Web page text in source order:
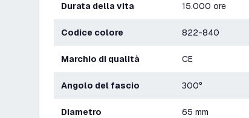
Durata della vita 15.000 ore
Codice colore 822-840
Marchio di qualità CE
Angolo del fascio 300°
Diametro 65 mm